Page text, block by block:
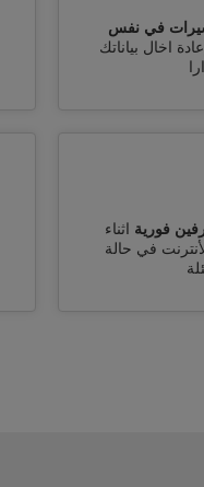
في نفس
اخال بياناتك
فورية اثناء
في حالة